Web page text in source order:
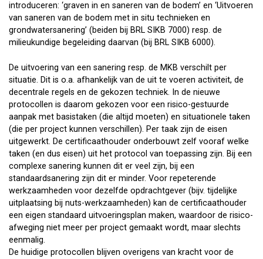
introduceren: ‘graven in en saneren van de bodem’ en ‘Uitvoeren
van saneren van de bodem met in situ technieken en
grondwatersanering’ (beiden bij BRL SIKB 7000) resp. de
milieukundige begeleiding daarvan (bij BRL SIKB 6000).
De uitvoering van een sanering resp. de MKB verschilt per
situatie. Dit is o.a. afhankelijk van de uit te voeren activiteit, de
decentrale regels en de gekozen techniek. In de nieuwe
protocollen is daarom gekozen voor een risico-gestuurde
aanpak met basistaken (die altijd moeten) en situationele taken
(die per project kunnen verschillen). Per taak zijn de eisen
uitgewerkt. De certificaathouder onderbouwt zelf vooraf welke
taken (en dus eisen) uit het protocol van toepassing zijn. Bij een
complexe sanering kunnen dit er veel zijn, bij een
standaardsanering zijn dit er minder. Voor repeterende
werkzaamheden voor dezelfde opdrachtgever (bijv. tijdelijke
uitplaatsing bij nuts-werkzaamheden) kan de certificaathouder
een eigen standaard uitvoeringsplan maken, waardoor de risico-
afweging niet meer per project gemaakt wordt, maar slechts
eenmalig.
De huidige protocollen blijven overigens van kracht voor de